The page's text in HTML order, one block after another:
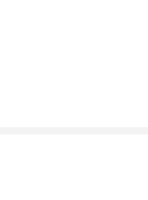
애 9년 차에 접어든 작가
험을 묶어 만든 에세이
거장씩 이동하며 전철 타
는 자신의 몸 상태를 너무
듯 응급실에 실려 가고,